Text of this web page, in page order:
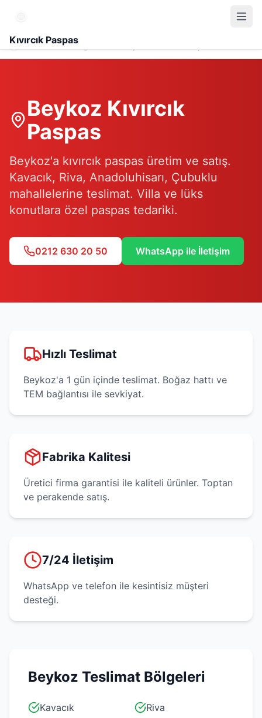
Kıvırcık Paspas
Hizmet Bölgesi
Beykoz Kıvırcık
Paspas
Beykoz'a kıvırcık paspas üretim ve satış.
Kavacık, Riva, Anadoluhisarı, Çubuklu
mahallelerine teslimat. Villa ve lüks
konutlara özel paspas tedariki.
0212 630 20 50 WhatsApp ile İletişim
Hızlı Teslimat
Beykoz'a 1 gün içinde teslimat. Boğaz hattı ve
TEM bağlantısı ile sevkiyat.
Fabrika Kalitesi
Üretici firma garantisi ile kaliteli ürünler. Toptan
ve perakende satış.
7/24 İletişim
WhatsApp ve telefon ile kesintisiz müşteri
desteği.
Beykoz Teslimat Bölgeleri
Kavacık
Riva